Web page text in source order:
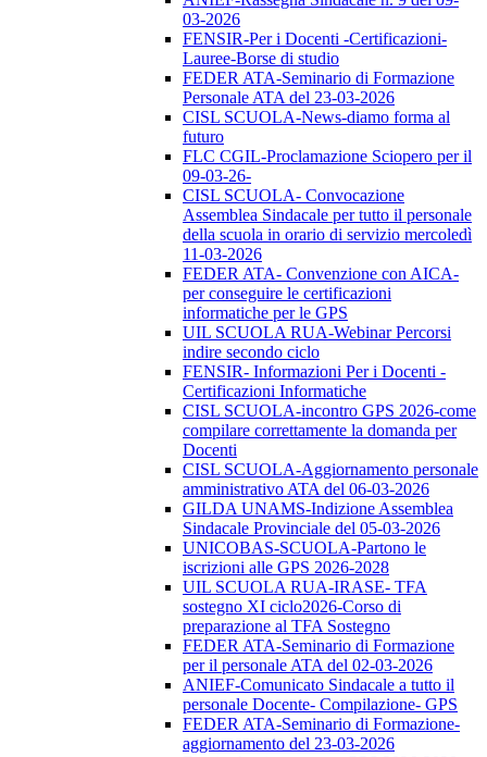
03-2026
FENSIR-Per i Docenti -Certificazioni-
Lauree-Borse di studio
FEDER ATA-Seminario di Formazione
Personale ATA del 23-03-2026
CISL SCUOLA-News-diamo forma al
futuro
FLC CGIL-Proclamazione Sciopero per il
09-03-26-
CISL SCUOLA- Convocazione
Assemblea Sindacale per tutto il personale
della scuola in orario di servizio mercoledì
11-03-2026
FEDER ATA- Convenzione con AICA-
per conseguire le certificazioni
informatiche per le GPS
UIL SCUOLA RUA-Webinar Percorsi
indire secondo ciclo
FENSIR- Informazioni Per i Docenti -
Certificazioni Informatiche
CISL SCUOLA-incontro GPS 2026-come
compilare correttamente la domanda per
Docenti
CISL SCUOLA-Aggiornamento personale
amministrativo ATA del 06-03-2026
GILDA UNAMS-Indizione Assemblea
Sindacale Provinciale del 05-03-2026
UNICOBAS-SCUOLA-Partono le
iscrizioni alle GPS 2026-2028
UIL SCUOLA RUA-IRASE- TFA
sostegno XI ciclo2026-Corso di
preparazione al TFA Sostegno
FEDER ATA-Seminario di Formazione
per il personale ATA del 02-03-2026
ANIEF-Comunicato Sindacale a tutto il
personale Docente- Compilazione- GPS
FEDER ATA-Seminario di Formazione-
aggiornamento del 23-03-2026